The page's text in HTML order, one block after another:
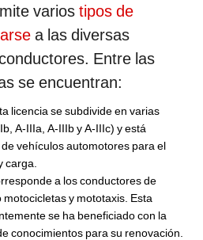
varios tipos de
a las diversas
Entre las
se encuentran:
licencia se subdivide en varias
A-IIIa, A-IIIb y A-IIIc) y está
vehículos automotores para el
carga.
a los conductores de
y mototaxis. Esta
se ha beneficiado con la
conocimientos para su renovación.